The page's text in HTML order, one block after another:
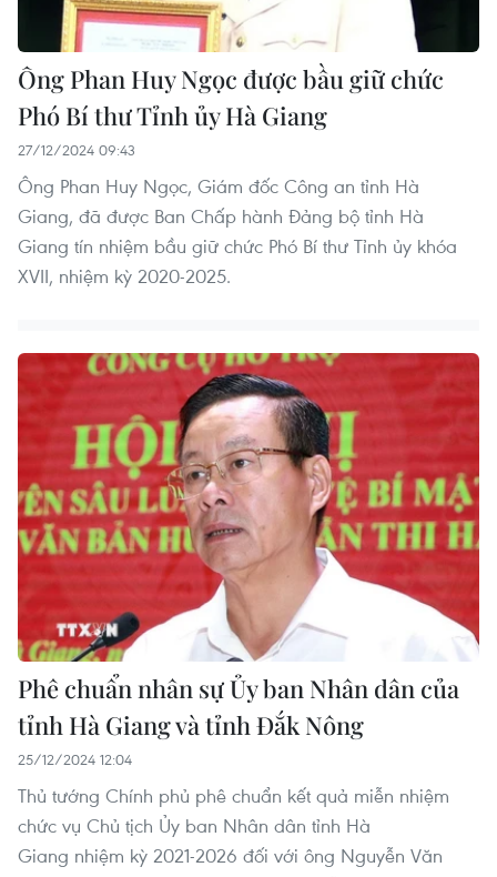
Ông Phan Huy Ngọc được bầu giữ chức
Phó Bí thư Tỉnh ủy Hà Giang
27/12/2024 09:43
Ông Phan Huy Ngọc, Giám đốc Công an tỉnh Hà
Giang, đã được Ban Chấp hành Đảng bộ tỉnh Hà
Giang tín nhiệm bầu giữ chức Phó Bí thư Tỉnh ủy khóa
XVII, nhiệm kỳ 2020-2025.
Phê chuẩn nhân sự Ủy ban Nhân dân của
tỉnh Hà Giang và tỉnh Đắk Nông
25/12/2024 12:04
Thủ tướng Chính phủ phê chuẩn kết quả miễn nhiệm
chức vụ Chủ tịch Ủy ban Nhân dân tỉnh Hà
Giang nhiệm kỳ 2021-2026 đối với ông Nguyễn Văn